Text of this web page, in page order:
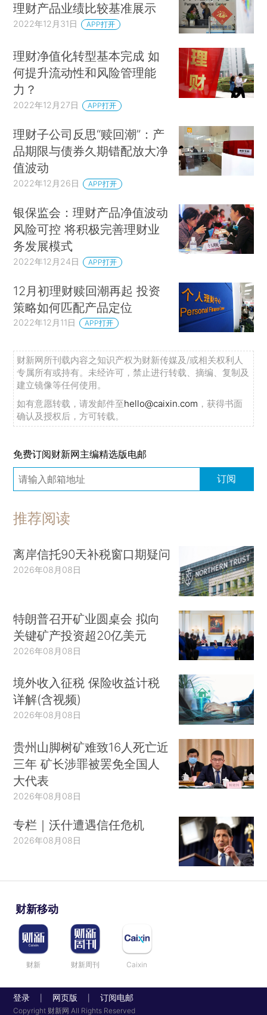
理财产品业绩比较基准展示
2022年12月31日 APP打开
理财净值化转型基本完成 如
何提升流动性和风险管理能
力？
2022年12月27日 APP打开
理财子公司反思“赎回潮”：产
品期限与债券久期错配放大净
值波动
2022年12月26日 APP打开
银保监会：理财产品净值波动
风险可控 将积极完善理财业
务发展模式
2022年12月24日 APP打开
12月初理财赎回潮再起 投资
策略如何匹配产品定位
2022年12月11日 APP打开
财新网所刊载内容之知识产权为财新传媒及/或相关权利人
专属所有或持有。未经许可，禁止进行转载、摘编、复制及
建立镜像等任何使用。
如有意愿转载，请发邮件至hello@caixin.com ，获得书面
确认及授权后，方可转载。
免费订阅财新网主编精选版电邮
订阅
推荐阅读
离岸信托90天补税窗口期疑问
2026年08月08日
特朗普召开矿业圆桌会 拟向
关键矿产投资超20亿美元
2026年08月08日
境外收入征税 保险收益计税
详解(含视频)
2026年08月08日
贵州山脚树矿难致16人死亡近
三年 矿长涉罪被罢免全国人
大代表
2026年08月08日
专栏｜沃什遭遇信任危机
2026年08月08日
财新移动
财新 财新周刊 Caixin
登录 网页版 订阅电邮
Copyright 财新网 All Rights Reserved